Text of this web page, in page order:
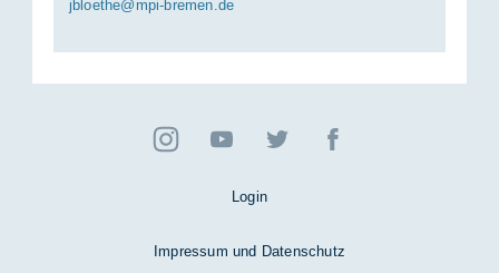
jbloe­the@mpi-bre­men.de
Login
Impressum und Datenschutz